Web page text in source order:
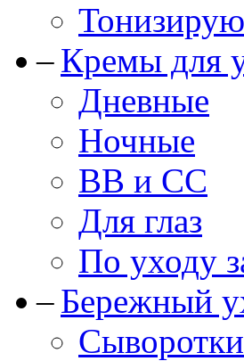
Кремы для
Дневные
Ночные
BB и CC
Для глаз
По уходу
Бережный